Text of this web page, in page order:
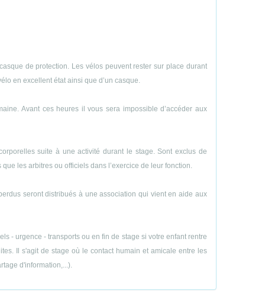
de protection. Les vélos peuvent rester sur place durant
en excellent état ainsi que d’un casque.
Avant ces heures il vous sera impossible d’accéder aux
suite à une activité durant le stage. Sont exclus de
les arbitres ou officiels dans l’exercice de leur fonction.
seront distribués à une association qui vient en aide aux
- urgence - transports ou en fin de stage si votre enfant rentre
Il s'agit de stage où le contact humain et amicale entre les
d'information,...).